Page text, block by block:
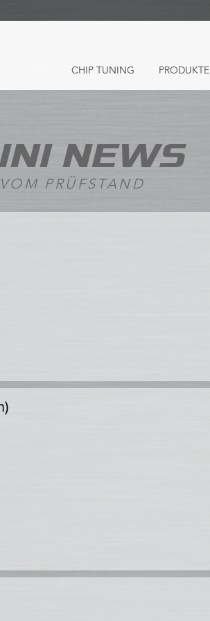
CHIP TUNING PRODUKTE
NEWS
VOM PRÜFSTAND